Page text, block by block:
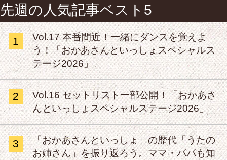
先週の人気記事ベスト5
1
Vol.17 本番間近！一緒にダンスを覚えよ
う！「おかあさんといっしょスペシャルス
テージ2026」
2
Vol.16 セットリスト一部公開！「おかあさ
んといっしょスペシャルステージ2026」
3
「おかあさんといっしょ」の歴代「うたの
お姉さん」を振り返ろう。ママ・パパも知